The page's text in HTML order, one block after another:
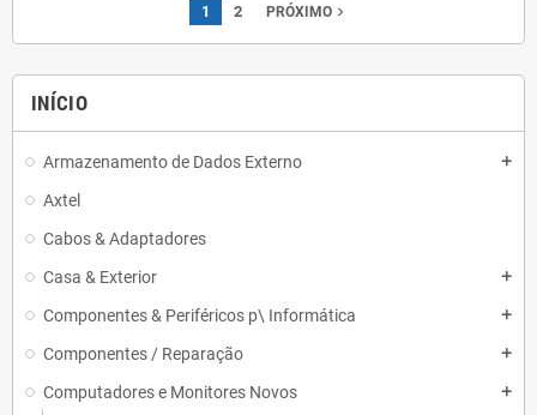
INÍCIO
Armazenamento de Dados Externo add
Axtel
Cabos & Adaptadores
Casa & Exterior
add
Componentes & Periféricos p\ Informática add
Componentes / Reparação add
Computadores e Monitores Novos add
1 2 PRÓXIMOnavigate_next